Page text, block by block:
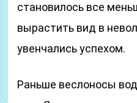
становилось все
вырастить вид в
увенчались успехом.
Раньше веслоносы